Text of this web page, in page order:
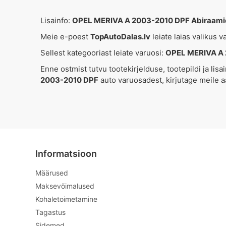
Lisainfo: OPEL MERIVA A 2003-2010 DPF
Meie e-poest TopAutoDalas.lv leiate laias valikus
Sellest kategooriast leiate varuosi: OPEL MERIVA
Enne ostmist tutvu tootekirjelduse, tootepildi ja
2003-2010 DPF auto varuosadest, kirjutage meile
Informatsioon
Määrused
Maksevõimalused
Kohaletoimetamine
Tagastus